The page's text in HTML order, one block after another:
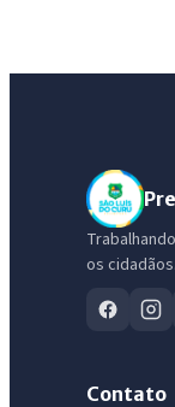
os cidadãos.
Contato